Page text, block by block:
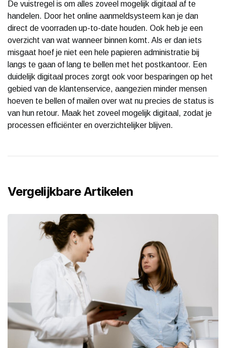
De vuistregel is om alles zoveel mogelijk digitaal af te
handelen. Door het online aanmeldsysteem kan je dan
direct de voorraden up-to-date houden. Ook heb je een
overzicht van wat wanneer binnen komt. Als er dan iets
misgaat hoef je niet een hele papieren administratie bij
langs te gaan of lang te bellen met het postkantoor. Een
duidelijk digitaal proces zorgt ook voor besparingen op het
gebied van de klantenservice, aangezien minder mensen
hoeven te bellen of mailen over wat nu precies de status is
van hun retour. Maak het zoveel mogelijk digitaal, zodat je
processen efficiënter en overzichtelijker blijven.
Vergelijkbare Artikelen